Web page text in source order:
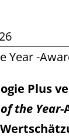
Year -
Plus
the Year-